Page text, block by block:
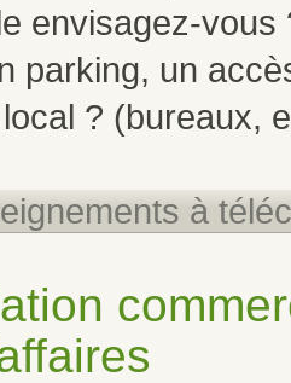
envisagez-
parking, un
? (bureaux,
à